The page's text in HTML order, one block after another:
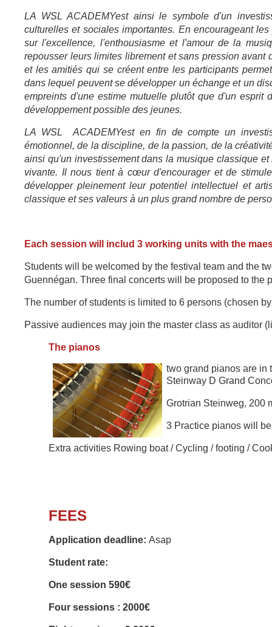
LA WSL ACADEMYest ainsi le symbole d'un
culturelles et sociales importantes. En encourageant
sur l'excellence, l'enthousiasme et l'amour de la
repousser leurs limites librement et sans pression
et les amitiés qui se créent entre les participants
dans lequel peuvent se développer un échange et un
empreints d'une estime mutuelle plutôt que d'un
développement possible des jeunes.
LA WSL ACADEMYest en fin de compte un
émotionnel, de la discipline, de la passion, de la
ainsi qu'un investissement dans la musique classique
vivante. Il nous tient à cœur d'encourager et de
développer pleinement leur potentiel intellectuel et
classique et ses valeurs à un plus grand nombre de
Each session will includ 3 working units with the
Students will be welcomed by the festival team and the
Guennégan. Three final concerts will be proposed to the
The number of students is limited to 6 persons (chosen
Passive audiences may join the master class as auditor
The pianos
two grand pianos are in
Steinway D Grand
Grotrian Steinweg, 200
3 Practice pianos will
Extra activities Rowing boat /Cycling / footing /
FEES
Application deadline: Asap
Student rate:
One session 590€
Four sessions : 2000€